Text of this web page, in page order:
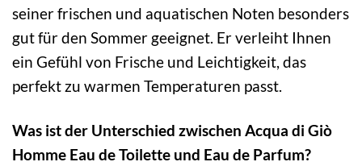
seiner frischen und aquatischen Noten besonders
gut für den Sommer geeignet. Er verleiht Ihnen
ein Gefühl von Frische und Leichtigkeit, das
perfekt zu warmen Temperaturen passt.
Was ist der Unterschied zwischen Acqua di Giò
Homme Eau de Toilette und Eau de Parfum?